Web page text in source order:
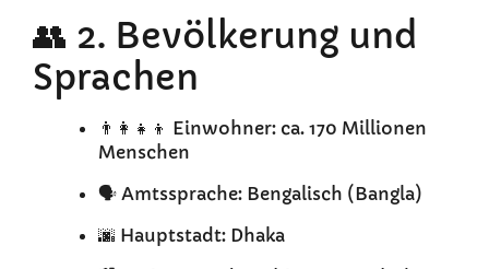
👥 2. Bevölkerung und
Sprachen
👨‍👩‍👧‍👦 Einwohner: ca. 170 Millionen
Menschen
🗣️ Amtssprache: Bengalisch (Bangla)
🌆 Hauptstadt: Dhaka